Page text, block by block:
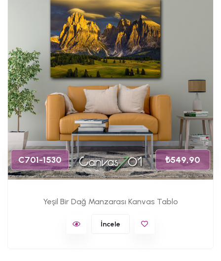
C701-1530 ₺549,90
Yeşil Bir Dağ Manzarası Kanvas Tablo
İncele